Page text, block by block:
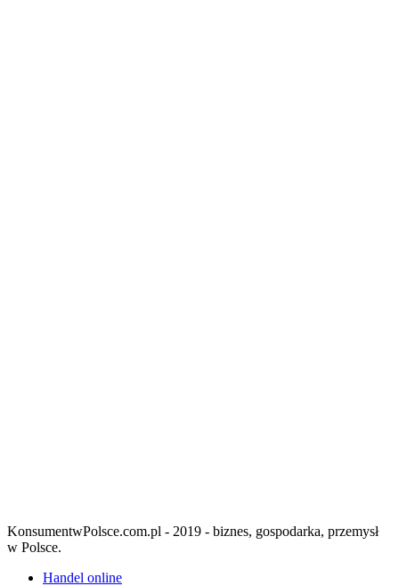
KonsumentwPolsce.com.pl - 2019 - biznes, gospodarka, przemysł
w Polsce.
Handel online